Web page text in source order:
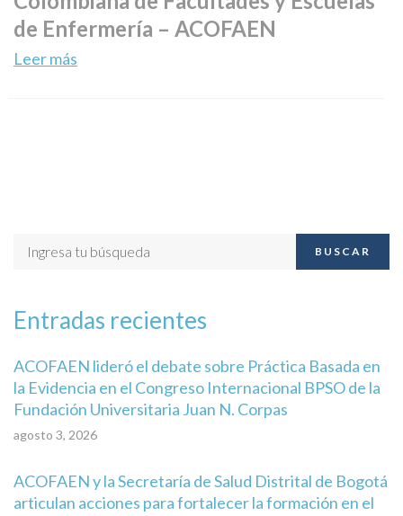
de Enfermería – ACOFAEN
Leer más
BUSCAR
Entradas recientes
ACOFAEN lideró el debate sobre Práctica Basada en
la Evidencia en el Congreso Internacional BPSO de la
Fundación Universitaria Juan N. Corpas
agosto 3, 2026
ACOFAEN y la Secretaría de Salud Distrital de Bogotá
articulan acciones para fortalecer la formación en el